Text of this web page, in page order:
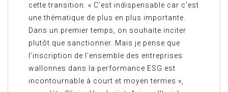
cette transition. « C’est indispensable car c’est
une thématique de plus en plus importante.
Dans un premier temps, on souhaite inciter
plutôt que sanctionner. Mais je pense que
l’inscription de l’ensemble des entreprises
wallonnes dans la performance ESG est
incontournable à court et moyen termes »,